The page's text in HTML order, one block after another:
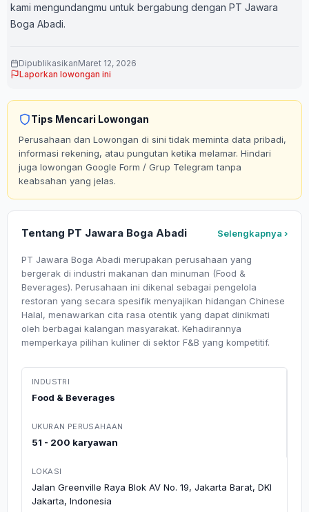
kami mengundangmu untuk bergabung dengan PT Jawara
Boga Abadi.
DipublikasikanMaret 12, 2026
Laporkan lowongan ini
Tips Mencari Lowongan
Perusahaan dan Lowongan di sini tidak meminta data pribadi,
informasi rekening, atau pungutan ketika melamar. Hindari
juga lowongan Google Form / Grup Telegram tanpa
keabsahan yang jelas.
Tentang PT Jawara Boga Abadi Selengkapnya ›
PT Jawara Boga Abadi merupakan perusahaan yang
bergerak di industri makanan dan minuman (Food &
Beverages). Perusahaan ini dikenal sebagai pengelola
restoran yang secara spesifik menyajikan hidangan Chinese
Halal, menawarkan cita rasa otentik yang dapat dinikmati
oleh berbagai kalangan masyarakat. Kehadirannya
memperkaya pilihan kuliner di sektor F&B yang kompetitif.
INDUSTRI
Food & Beverages
UKURAN PERUSAHAAN
51 - 200 karyawan
LOKASI
Jalan Greenville Raya Blok AV No. 19, Jakarta Barat, DKI
Jakarta, Indonesia